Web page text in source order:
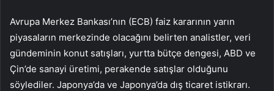
Avrupa Merkez Bankası’nın (ECB) faiz kararının yarın
piyasaların merkezinde olacağını belirten analistler, veri
gündeminin konut satışları, yurtta bütçe dengesi, ABD ve
Çin’de sanayi üretimi, perakende satışlar olduğunu
söylediler. Japonya’da ve Japonya’da dış ticaret istikrarı.